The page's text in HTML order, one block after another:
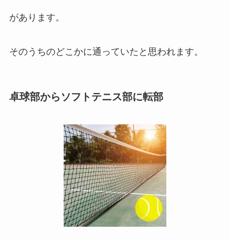
があります。
そのうちのどこかに通っていたと思われます。
卓球部からソフトテニス部に転部